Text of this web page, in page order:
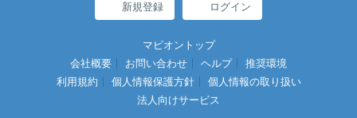
新規登録 ログイン
マピオントップ
会社概要
お問い合わせ ヘルプ
推奨環境
利用規約
個人情報保護方針
個人情報の取り扱い
法人向けサービス